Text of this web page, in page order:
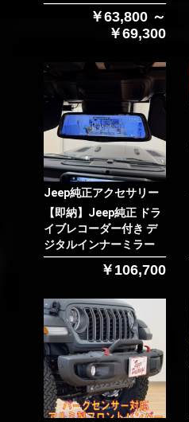
お買い物を続ける
￥63,800 ～
￥69,300
Jeep純正アクセサリー
【即納】Jeep純正 ドラ
イブレコーダー付き デ
ジタルインナーミラー
￥106,700